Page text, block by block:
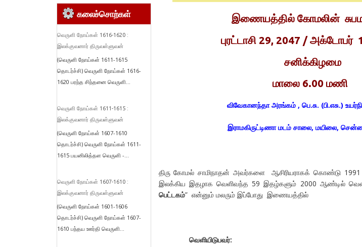
இணையத்தில் கோமலின்
புரட்டாசி 29, 2047 / அக்டோபர்
சனிக்கிழமை
மாலை 6.00 மணி
விவேகானந்தா அரங்கம் , பெ.சு. (பி.எசு.)
இராமகிருட்டிணா மடம் சாலை, மயிலை,
திரு கோமல் சாமிநாதன் அவர்களை ஆசிரியராகக் கொண்டு 1991
இலக்கிய இதழாக வெளிவந்த 59 இதழ்களும் 2000 ஆண்டில்
பெட்டகம்” என்னும் மலரும் இப்போது இணையத்தில்
வெளியிடுபவர்:
கலைச்சொற்கள்
வெருளி நோய்கள் 1616-1620 :
இலக்குவனார் திருவள்ளுவன்
(வெருளி நோய்கள் 1611-1615
தொடர்ச்சி) வெருளி நோய்கள் 1616-
1620 பரந்த சிந்தனை வெருளி...
வெருளி நோய்கள் 1611-1615 :
இலக்குவனார் திருவள்ளுவன்
(வெருளி நோய்கள் 1607-1610
தொடர்ச்சி) வெருளி நோய்கள் 1611-
1615 பயனிலித்தள வெருளி -...
வெருளி நோய்கள் 1607-1610 :
இலக்குவனார் திருவள்ளுவன்
(வெருளி நோய்கள் 1601-1606
தொடர்ச்சி) வெருளி நோய்கள் 1607-
1610 பந்தய ஊர்தி வெருளி...